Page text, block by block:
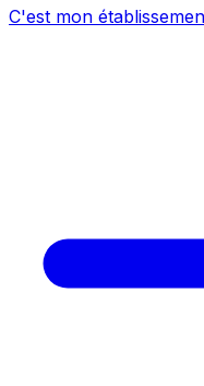
C'est mon